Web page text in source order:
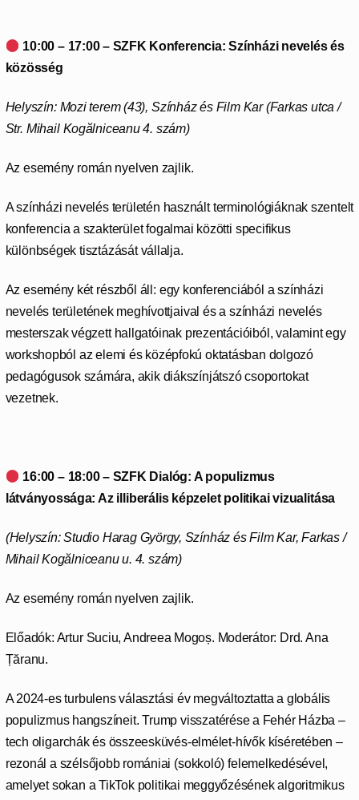
10:00 – 17:00 – SZFK Konferencia: Színházi nevelés és
közösség
Helyszín: Mozi terem (43), Színház és Film Kar(Farkas utca /
Str. Mihail Kogălniceanu 4. szám)
Az esemény román nyelven zajlik.
A színházi nevelés területén használt terminológiáknak szentelt
konferencia a szakterület fogalmai közötti specifikus
különbségek tisztázását vállalja.
Az esemény két részből áll: egy konferenciából a színházi
nevelés területének meghívottjaival és a színházi nevelés
mesterszak végzett hallgatóinak prezentációiból, valamint egy
workshopból az elemi és középfokú oktatásban dolgozó
pedagógusok számára, akik diákszínjátszó csoportokat
vezetnek.
16:00 – 18:00– SZFK Dialóg: A populizmus
látványossága: Az illiberális képzelet politikai vizualitása
(Helyszín: Studio Harag György, Színház és Film Kar,Farkas /
Mihail Kogălniceanu u. 4. szám)
Az esemény román nyelven zajlik.
Előadók: Artur Suciu, Andreea Mogoș. Moderátor: Drd. Ana
Țăranu.
A 2024-es turbulens választási év megváltoztatta a globális
populizmus hangszíneit. Trump visszatérése a Fehér Házba –
tech oligarchák és összeesküvés-elmélet-hívők kíséretében –
rezonál a szélsőjobb romániai (sokkoló) felemelkedésével,
amelyet sokan a TikTok politikai meggyőzésének algoritmikus